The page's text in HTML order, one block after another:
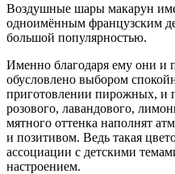
Воздушные шары макарун
одноимённым французским
большой популярностью.
Именно благодаря ему они и
обусловлено выбором
приготовлении пирожных, и
розового, лавандового,
мятного оттенка наполнят
и позитивом. Ведь такая
ассоциации с детскими
настроением.